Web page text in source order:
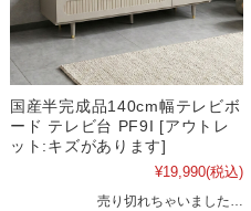
国産半完成品140cm幅テレビボ
ード テレビ台 PF9I [アウトレ
ット:キズがあります]
¥19,990(税込)
売り切れちゃいました…